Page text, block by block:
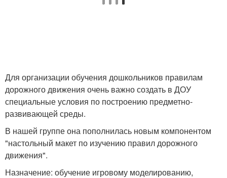
Для организации обучения дошкольников правилам
дорожного движения очень важно создать в ДОУ
специальные условия по построению предметно-
развивающей среды.
В нашей группе она пополнилась новым компонентом
"настольный макет по изучению правил дорожного
движения".
Назначение: обучение игровому моделированию,